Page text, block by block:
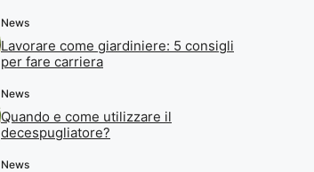
News
Lavorare come giardiniere: 5 consigli
per fare carriera
News
Quando e come utilizzare il
decespugliatore?
News